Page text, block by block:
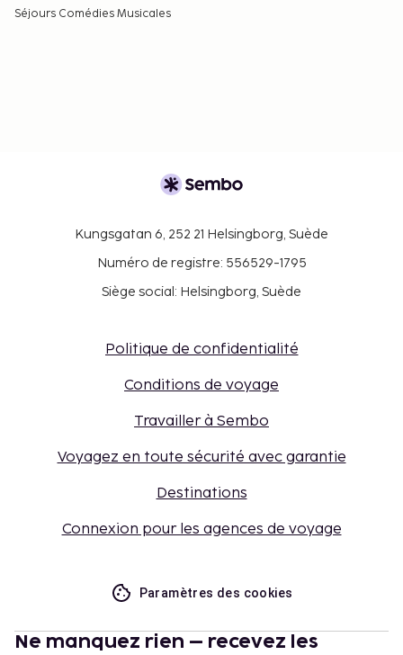
Séjours Comédies Musicales
Kungsgatan 6, 252 21 Helsingborg, Suède
Numéro de registre: 556529-1795
Siège social: Helsingborg, Suède
Politique de confidentialité
Conditions de voyage
Travailler à Sembo
Voyagez en toute sécurité avec garantie
Destinations
Connexion pour les agences de voyage
Paramètres des cookies
Ne manquez rien – recevez les